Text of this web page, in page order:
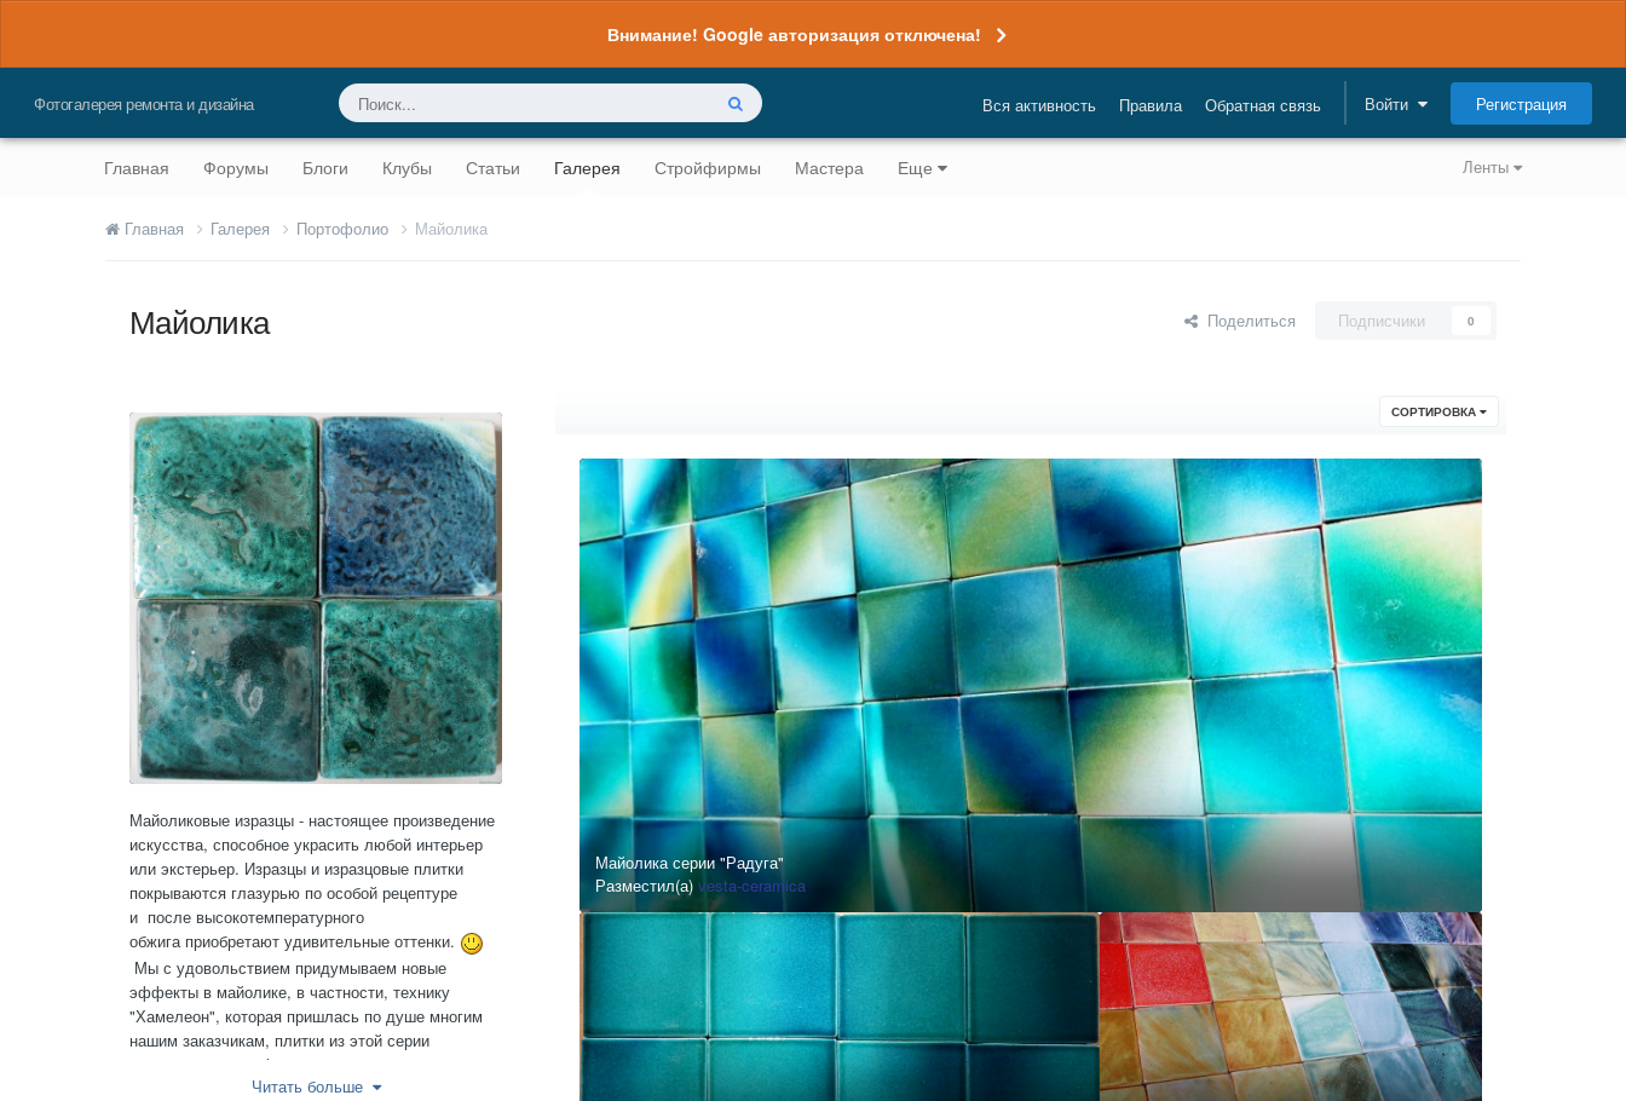
Внимание! Google авторизация отключена!
Фотогалерея ремонта и дизайна Вся активность Правила Обратная связь Войти Регистрация
Ленты
Главная Форумы Блоги Клубы Статьи Галерея Стройфирмы Мастера Еще
Главная Галерея Портофолио Майолика
Майолика Поделиться Подписчики 0
Майоликовые изразцы - настоящее произведение
искусства, способное украсить любой интерьер
или экстерьер. Изразцы и изразцовые плитки
покрываются глазурью по особой рецептуре
и после высокотемпературного
обжига приобретают удивительные оттенки.
Мы с удовольствием придумываем новые
эффекты в майолике, в частности, технику
"Хамелеон", которая пришлась по душе многим
нашим заказчикам, плитки из этой серии
украшают теперь фасады частных домов,
камины, печи и кухонные фартуки.
Читать больше
СОРТИРОВКА
Майолика серии "Радуга"
Разместил(а) vesta-ceramica